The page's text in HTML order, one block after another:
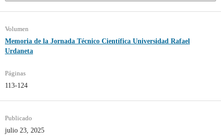
Volumen
Memoria de la Jornada Técnico Científica Universidad Rafael
Urdaneta
Páginas
113-124
Publicado
julio 23, 2025